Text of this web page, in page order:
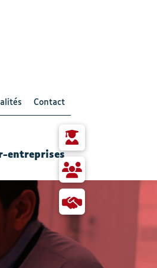
Contact
entreprises
Particulier
RH
et
responsable
Formation
Collaborer
avec